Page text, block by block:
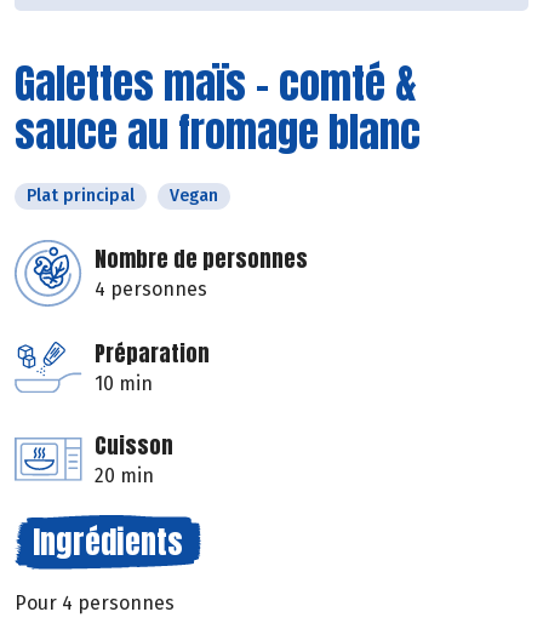
Galettes maïs - comté &
sauce au fromage blanc
Plat principal Vegan
Nombre de personnes
4 personnes
Préparation
10 min
Cuisson
20 min
Ingrédients
Pour 4 personnes